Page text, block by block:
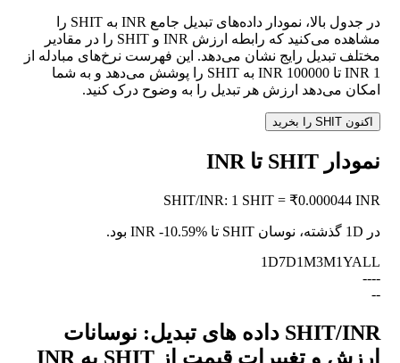
در جدول بالا، نمودار داده‌های تبدیل جامع INR به SHIT را
مشاهده می‌کنید که رابطه ارزش INR و SHIT را در مقادیر
مختلف تبدیل رایج نشان می‌دهد. این فهرست نرخ‌های مبادله از
1 INR تا 100000 INR به SHIT را پوشش می‌دهد و به شما
امکان می‌دهد ارزش هر تبدیل را به وضوح درک کنید.
اکنون SHIT را بخرید
نمودار SHIT تا INR
SHIT/INR: 1 SHIT = ₹0.000044 INR
در 1D گذشته، نوسان SHIT تا INR -10.59%
بود.
1D7D1M3M1YALL
--
--
--
SHIT/INR داده های تبدیل: نوسانات
ارزش و تغییرات قیمت از SHIT به INR